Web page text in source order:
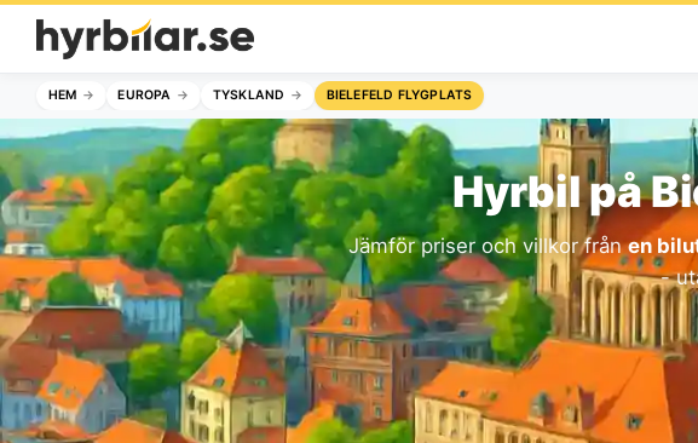
HEM EUROPA TYSKLAND BIELEFELD FLYGPLATS
Hyrbil på
Jämför priser och villkor frånen
-